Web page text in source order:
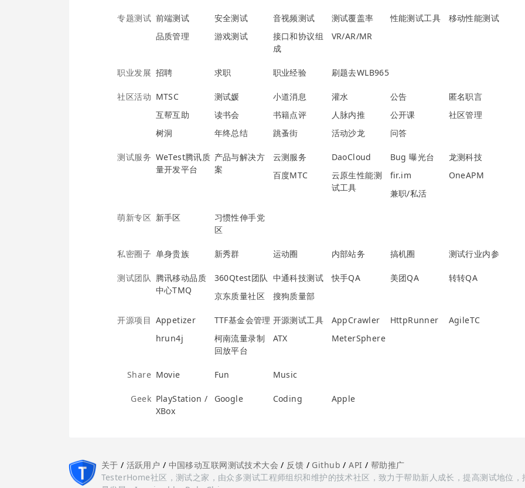
专题测试 前端测试 安全测试 音视频测试 测试覆盖率 性能测试工具
移动性能测试
品质管理
游戏测试
接口和协议组
成
VR/AR/MR
职业发展 招聘 求职 职业经验 刷题去WLB965
社区活动 MTSC 测试媛 小道消息 灌水 公告
匿名职言
互帮互助
读书会 书籍点评 人脉内推 公开课
社区管理
树洞
年终总结 跳蚤街 活动沙龙 问答
测试服务 WeTest腾讯质
量开发平台
产品与解决方
案
云测服务 DaoCloud Bug 曝光台
龙测科技
百度MTC
云原生性能测
试工具
fir.im
OneAPM
兼职/私活
萌新专区 新手区
习惯性伸手党
区
私密圈子 单身贵族 新秀群 运动圈 内部站务 搞机圈 测试行业内参
测试团队 腾讯移动品质
中心TMQ
360Qtest团队 中通科技测试 快手QA 美团QA
转转QA
京东质量社区
搜狗质量部
开源项目 Appetizer TTF基金会管理 开源测试工具 AppCrawler HttpRunner
AgileTC
hrun4j
柯南流量录制
回放平台
ATX MeterSphere
Share Movie Fun Music
Geek PlayStation /
XBox
Google Coding Apple
关于 / 活跃用户 / 中国移动互联网测试技术大会 / 反馈 / Github /API / 帮助推广
TesterHome社区，测试之家，由众多测试工程师组织和维护的技术社区，致力于帮助新人成长，提高测试地位，